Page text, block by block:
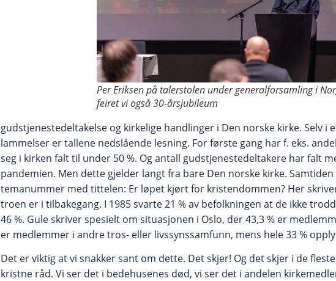
Per Eriksen på talerstolen under generalforsamling i
feiret vi også 30-årsjubileum
gudstjenestedeltakelse og kirkelige handlinger i Den norske kirke. Selv i
lammelser er tallene nedslående lesning. For første gang har f. eks.
seg i kirken falt til under 50 %. Og antall gudstjenestedeltakere har falt
pandemien. Men dette gjelder langt fra bare Den norske kirke.
temanummer med tittelen: Er løpet kjørt for kristendommen? Her
troen er i tilbakegang. I 1985 svarte 21 % av befolkningen at de ikke
46 %. Gule skriver spesielt om situasjonen i Oslo, der 43,3 % er
er medlemmer i andre tros- eller livssynssamfunn, mens hele 33 %
Det er viktig at vi snakker sant om dette. Det skjer! Og det skjer i de
kristne råd. Vi ser det i bedehusenes død, vi ser det i andelen